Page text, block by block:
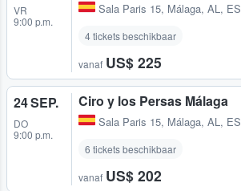
VR
9:00 p.m.
Sala Paris 15, Málaga, AL, ES
4 tickets beschikbaar
vanaf US$ 225
24 SEP.
DO
9:00 p.m.
Ciro y los Persas Málaga
Sala Paris 15, Málaga, AL, ES
6 tickets beschikbaar
vanaf US$ 202